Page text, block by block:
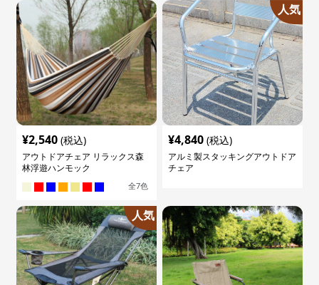
¥2,540 (税込)
アウトドアチェア リラックス森
林浮遊ハンモック
全7色
人気
¥4,840 (税込)
アルミ製スタッキングアウトドア
チェア
人気